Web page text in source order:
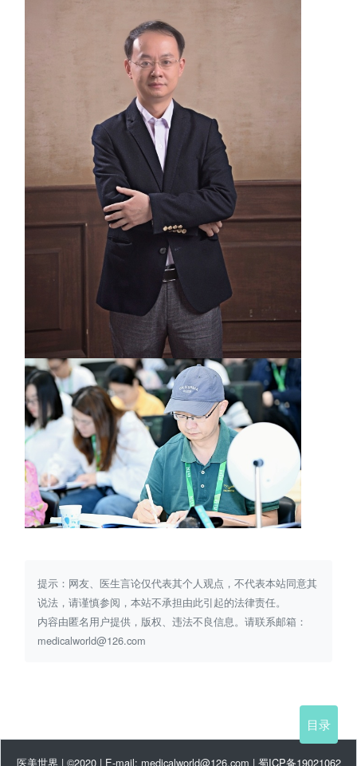
目录
提示：网友、医生言论仅代表其个人观点，不代表本站同意其
说法，请谨慎参阅，本站不承担由此引起的法律责任。
内容由匿名用户提供，版权、违法不良信息。请联系邮箱：
medicalworld@126.com
医美世界 | ©2020 | E-mail: medicalworld@126.com | 蜀ICP备19021062